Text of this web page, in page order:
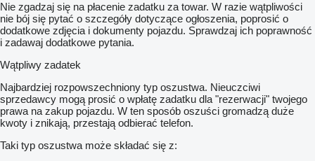
Nie zgadzaj się na płacenie zadatku za towar. W razie wątpliwości
nie bój się pytać o szczegóły dotyczące ogłoszenia, poprosić o
dodatkowe zdjęcia i dokumenty pojazdu. Sprawdzaj ich poprawność
i zadawaj dodatkowe pytania.
Wątpliwy zadatek
Najbardziej rozpowszechniony typ oszustwa. Nieuczciwi
sprzedawcy mogą prosić o wpłatę zadatku dla "rezerwacji" twojego
prawa na zakup pojazdu. W ten sposób oszuści gromadzą duże
kwoty i znikają, przestają odbierać telefon.
Taki typ oszustwa może składać się z: